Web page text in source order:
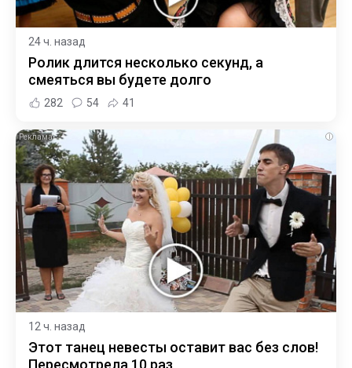
24 ч. назад
Ролик длится несколько секунд, а
смеяться вы будете долго
282 54 41
i
12 ч. назад
Этот танец невесты оставит вас без слов!
Пересмотрела 10 раз